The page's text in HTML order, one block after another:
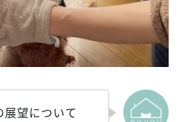
展望について